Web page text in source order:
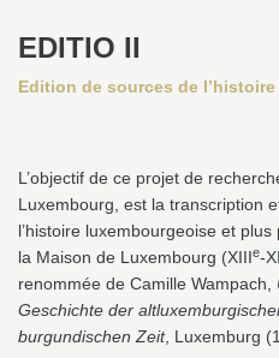
EDITIO II
Edition de sources de
L’objectif de ce projet de
Luxembourg, est la transcription
l’histoire luxembourgeoise et
la Maison de Luxembourg (XIIIe-
renommée de Camille Wampach,
Geschichte der
burgundischen Zeit, Luxemburg